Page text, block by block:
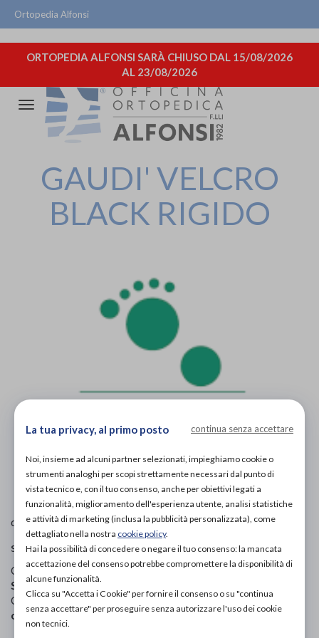
Ortopedia Alfonsi
ORTOPEDIA ALFONSI SARÀ CHIUSO DAL 15/08/2026
AL 23/08/2026
Attiva/disattiva
navigazione
GAUDI' VELCRO
BLACK RIGIDO
L'immagine è puramente
e potrebbe non
rispecchiare appieno le caratteristiche del prodotto.
di Podartis
scarpe ortopediche
Codice OTGP:PODLB19352| Riferimento produttore:
SD351701| Codice Nomenclatore tariffario:
Categoria: Calzature ortopediche e plantari» Scarpe
ortopediche» Unisex
La tua privacy, al primo posto continua senza accettare
Noi, insieme ad alcuni partner selezionati, impieghiamo cookie o
strumenti analoghi per scopi strettamente necessari dal punto di
vista tecnico e, con il tuo consenso, anche per obiettivi legati a
funzionalità, miglioramento dell'esperienza utente, analisi statistiche
e attività di marketing (inclusa la pubblicità personalizzata), come
dettagliato nella nostra cookie policy.
Hai la possibilità di concedere o negare il tuo consenso: la mancata
accettazione del consenso potrebbe compromettere la disponibilità di
alcune funzionalità.
Clicca su "Accetta i Cookie" per fornire il consenso o su "continua
senza accettare" per proseguire senza autorizzare l'uso dei cookie
non tecnici.